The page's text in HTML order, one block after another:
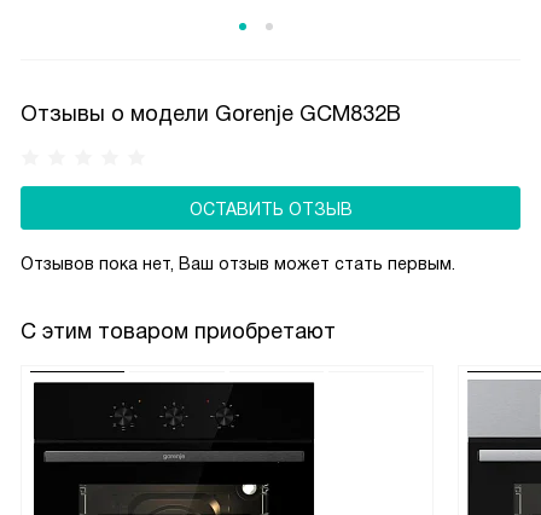
Отзывы о модели Gorenje GCM832B
ОСТАВИТЬ ОТЗЫВ
Отзывов пока нет, Ваш отзыв может стать первым.
С этим товаром приобретают